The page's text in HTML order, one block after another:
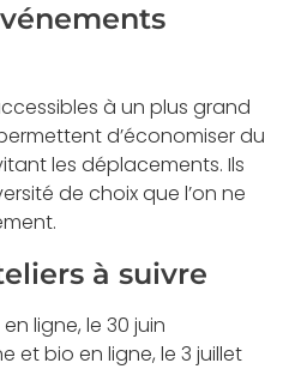
à un plus grand
d’économiser du
les déplacements. Ils
de choix que l’on ne
à suivre
ligne, le 30 juin
et bio en ligne, le 3 juillet